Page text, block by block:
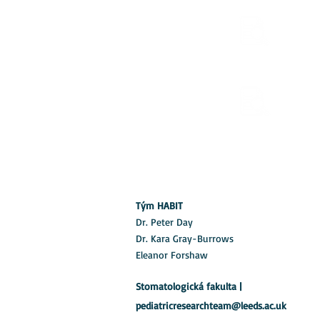
Tým HABIT
Dr. Peter Day
Dr. Kara Gray-Burrows
Eleanor Forshaw
Stomatologická fakulta |
pediatricresearchteam@leeds.ac.uk